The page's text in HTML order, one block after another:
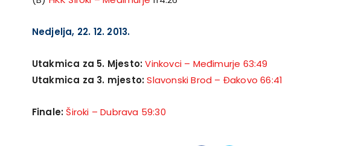
Nedjelja, 22. 12. 2013.
Utakmica za 5. Mjesto: Vinkovci – Međimurje 63:49
Utakmica za 3. mjesto: Slavonski Brod – Đakovo 66:41
Finale: Široki – Dubrava 59:30